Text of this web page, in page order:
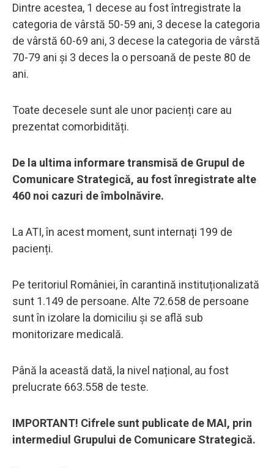
Dintre acestea, 1 decese au fost întregistrate la
categoria de vârstă 50-59 ani, 3 decese la categoria
de vârstă 60-69 ani, 3 decese la categoria de vârstă
70-79 ani și 3 deces la o persoană de peste 80 de
ani.
Toate decesele sunt ale unor pacienți care au
prezentat comorbidități.
De la ultima informare transmisă de Grupul de
Comunicare Strategică, au fost înregistrate alte
460 noi cazuri de îmbolnăvire.
La ATI, în acest moment, sunt internați 199 de
pacienți.
Pe teritoriul României, în carantină instituționalizată
sunt 1.149 de persoane. Alte 72.658 de persoane
sunt în izolare la domiciliu și se află sub
monitorizare medicală.
Până la această dată, la nivel național, au fost
prelucrate 663.558 de teste.
IMPORTANT! Cifrele sunt publicate de MAI, prin
intermediul Grupului de Comunicare Strategică.